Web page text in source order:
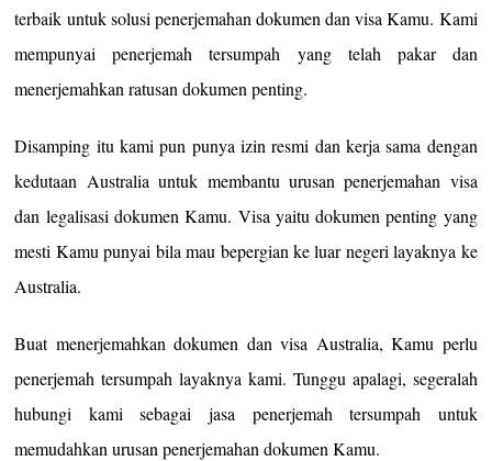
terbaik untuk solusi penerjemahan dokumen dan visa Kamu. Kami
mempunyai penerjemah tersumpah yang telah pakar dan
menerjemahkan ratusan dokumen penting.
Disamping itu kami pun punya izin resmi dan kerja sama dengan
kedutaan Australia untuk membantu urusan penerjemahan visa
dan legalisasi dokumen Kamu. Visa yaitu dokumen penting yang
mesti Kamu punyai bila mau bepergian ke luar negeri layaknya ke
Australia.
Buat menerjemahkan dokumen dan visa Australia, Kamu perlu
penerjemah tersumpah layaknya kami. Tunggu apalagi, segeralah
hubungi kami sebagai jasa penerjemah tersumpah untuk
memudahkan urusan penerjemahan dokumen Kamu.